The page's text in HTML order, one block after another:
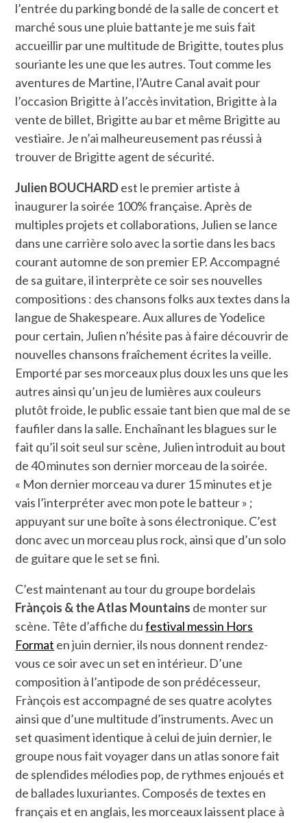
l’entrée du parking bondé de la salle de concert et
marché sous une pluie battante je me suis fait
accueillir par une multitude de Brigitte, toutes plus
souriante les une que les autres. Tout comme les
aventures de Martine, l’Autre Canal avait pour
l’occasion Brigitte à l’accès invitation, Brigitte à la
vente de billet, Brigitte au bar et même Brigitte au
vestiaire. Je n’ai malheureusement pas réussi à
trouver de Brigitte agent de sécurité.
Julien BOUCHARDest le premier artiste à
inaugurer la soirée 100% française. Après de
multiples projets et collaborations, Julien se lance
dans une carrière solo avec la sortie dans les bacs
courant automne de son premier EP. Accompagné
de sa guitare, il interprète ce soir ses nouvelles
compositions : des chansons folks aux textes dans la
langue de Shakespeare. Aux allures de Yodelice
pour certain, Julien n’hésite pas à faire découvrir de
nouvelles chansons fraîchement écrites la veille.
Emporté par ses morceaux plus doux les uns que les
autres ainsi qu’un jeu de lumières aux couleurs
plutôt froide, le public essaie tant bien que mal de se
faufiler dans la salle. Enchaînant les blagues sur le
fait qu’il soit seul sur scène, Julien introduit au bout
de 40 minutes son dernier morceau de la soirée.
« Mon dernier morceau va durer 15 minutes et je
vais l’interpréter avec mon pote le batteur » ;
appuyant sur une boîte à sons électronique. C’est
donc avec un morceau plus rock, ainsi que d’un solo
de guitare que le set se fini.
C’est maintenant au tour du groupe bordelais
Frànçois & the Atlas Mountains de monter sur
scène. Tête d’affiche dufestival messin Hors
Format en juin dernier, ils nous donnent rendez-
vous ce soir avec un set en intérieur. D’une
composition à l’antipode de son prédécesseur,
Frànçois est accompagné de ses quatre acolytes
ainsi que d’une multitude d’instruments. Avec un
set quasiment identique à celui de juin dernier, le
groupe nous fait voyager dans un atlas sonore fait
de splendides mélodies pop, de rythmes enjoués et
de ballades luxuriantes. Composés de textes en
français et en anglais, les morceaux laissent place à